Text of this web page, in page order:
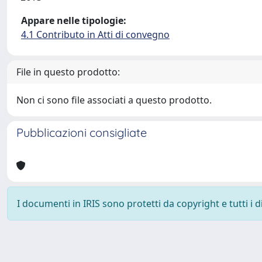
Appare nelle tipologie:
4.1 Contributo in Atti di convegno
File in questo prodotto:
Non ci sono file associati a questo prodotto.
Pubblicazioni consigliate
I documenti in IRIS sono protetti da copyright e tutti i